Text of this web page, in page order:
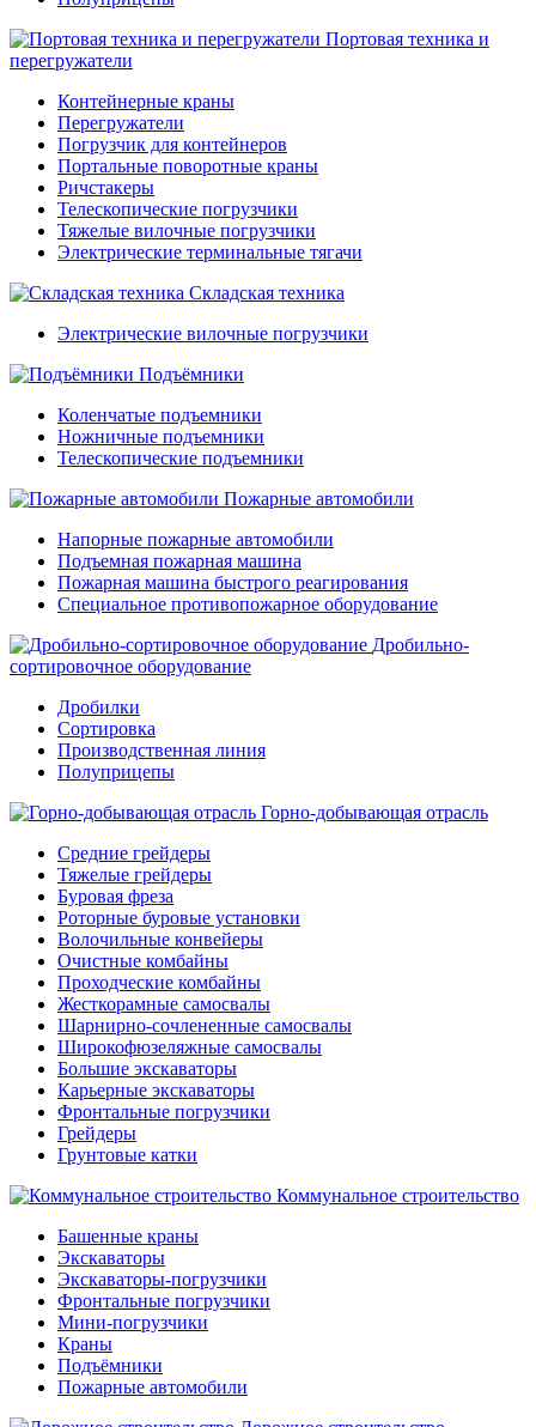
Портовая техника и
перегружатели
Контейнерные краны
Перегружатели
Погрузчик для контейнеров
Портальные поворотные краны
Ричстакеры
Телескопические погрузчики
Тяжелые вилочные погрузчики
Электрические терминальные тягачи
Складская техника
Электрические вилочные погрузчики
Подъёмники
Коленчатые подъемники
Ножничные подъемники
Телескопические подъемники
Пожарные автомобили
Напорные пожарные автомобили
Подъемная пожарная машина
Пожарная машина быстрого реагирования
Специальное противопожарное оборудование
Дробильно-
сортировочное оборудование
Дробилки
Сортировка
Производственная линия
Полуприцепы
Горно-добывающая отрасль
Средние грейдеры
Тяжелые грейдеры
Буровая фреза
Роторные буровые установки
Волочильные конвейеры
Очистные комбайны
Проходческие комбайны
Жесткорамные самосвалы
Шарнирно-сочлененные самосвалы
Широкофюзеляжные самосвалы
Большие экскаваторы
Карьерные экскаваторы
Фронтальные погрузчики
Грейдеры
Грунтовые катки
Коммунальное строительство
Башенные краны
Экскаваторы
Экскаваторы-погрузчики
Фронтальные погрузчики
Мини-погрузчики
Краны
Подъёмники
Пожарные автомобили